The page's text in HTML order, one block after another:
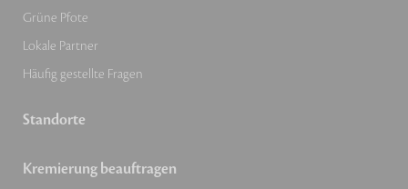
Grüne Pfote
Lokale Partner
Häufig gestellte Fragen
Standorte
Kremierung beauftragen